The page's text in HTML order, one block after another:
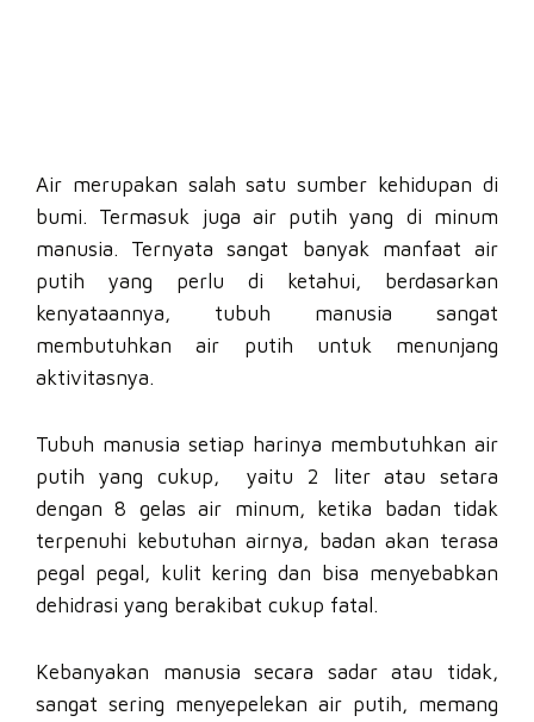
Air merupakan salah satu sumber kehidupan di
bumi. Termasuk juga air putih yang di minum
manusia. Ternyata sangat banyak manfaat air
putih yang perlu di ketahui, berdasarkan
kenyataannya, tubuh manusia sangat
membutuhkan air putih untuk menunjang
aktivitasnya.
Tubuh manusia setiap harinya membutuhkan air
putih yang cukup, yaitu 2 liter atau setara
dengan 8 gelas air minum, ketika badan tidak
terpenuhi kebutuhan airnya, badan akan terasa
pegal pegal, kulit kering dan bisa menyebabkan
dehidrasi yang berakibat cukup fatal.
Kebanyakan manusia secara sadar atau tidak,
sangat sering menyepelekan air putih, memang